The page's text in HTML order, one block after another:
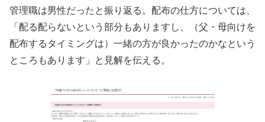
管理職は男性だったと振り返る。配布の仕方については、
「配る配らないという部分もありますし、（父・母向けを
配布するタイミングは）一緒の方が良かったのかなという
ところもあります」と見解を伝える。